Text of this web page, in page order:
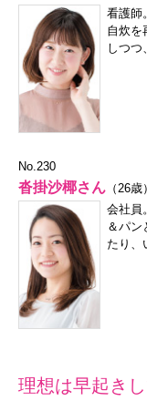
看護師
自炊を
しつつ
No.230
沓掛沙椰さん （26歳）
会社員
＆パン
たり、
理想は早起き